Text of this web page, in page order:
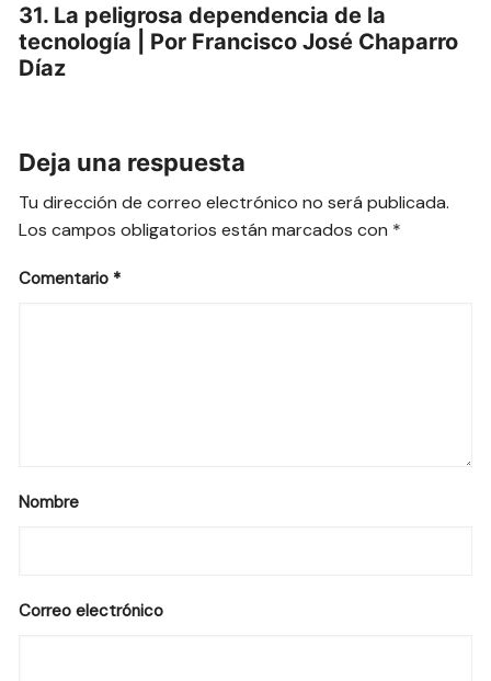
31. La peligrosa dependencia de la
tecnología | Por Francisco José Chaparro
Díaz
Deja una respuesta
Tu dirección de correo electrónico no será publicada.
Los campos obligatorios están marcados con *
Comentario *
Nombre
Correo electrónico